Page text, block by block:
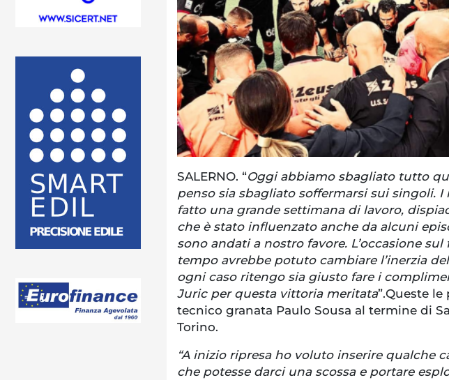
SALERNO. “Oggi abbiamo sbagliato tutto
penso sia sbagliato soffermarsi sui singoli. I
fatto una grande settimana di lavoro,
che è stato influenzato anche da alcuni
sono andati a nostro favore. L’occasione
tempo avrebbe potuto cambiare l’inerzia
ogni caso ritengo sia giusto fare i
Juric per questa vittoria meritata”.Queste le
tecnico granata Paulo Sousa al termine di
Torino.
“A inizio ripresa ho voluto inserire qualche
che potesse darci una scossa e portare